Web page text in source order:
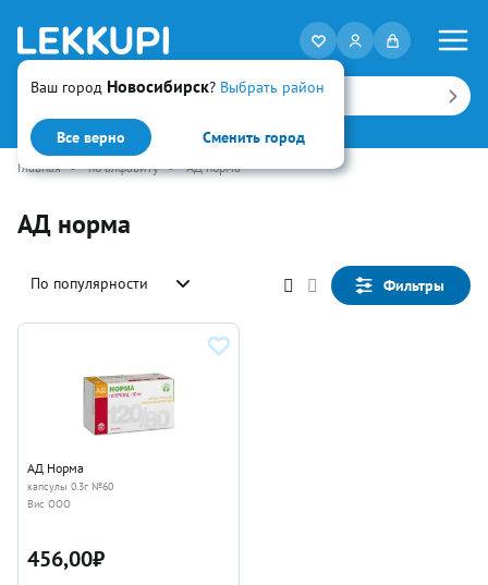
Ваш город Новосибирск? Выбрать район
Все верно Сменить город
Искать
Главная • по алфавиту • АД норма
АД норма
По популярности Фильтры
АД Норма
капсулы 0.3г №60
Вис ООО
456,00₽